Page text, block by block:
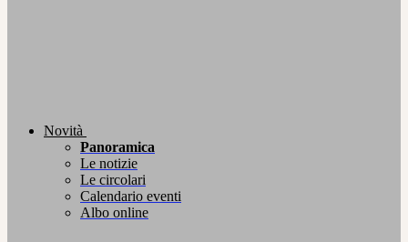
Novità
Panoramica
Le notizie
Le circolari
Calendario eventi
Albo online